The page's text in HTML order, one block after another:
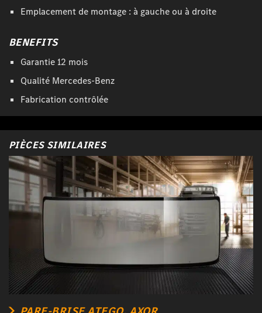
Emplacement de montage : à gauche ou à droite
BENEFITS
Garantie 12 mois
Qualité Mercedes-Benz
Fabrication contrôlée
PIÈCES SIMILAIRES